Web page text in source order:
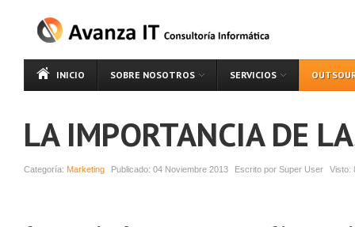
INICIO SOBRE NOSOTROS SERVICIOS
LA IMPORTANCIA DE
Categoría: Marketing Publicado: 04 Noviembre 2013 Escrito por Super User Visto: